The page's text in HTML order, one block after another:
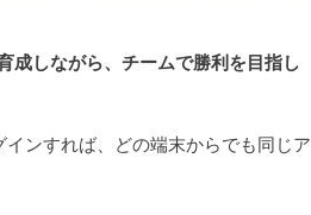
成しながら、チームで勝利を目指し
ンすれば、どの端末からでも同じア